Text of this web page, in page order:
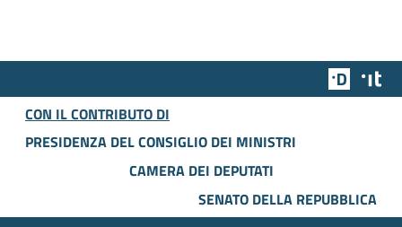
Team
CON IL CONTRIBUTO DI
PRESIDENZA DEL CONSIGLIO DEI MINISTRI
CAMERA DEI DEPUTATI
SENATO DELLA REPUBBLICA